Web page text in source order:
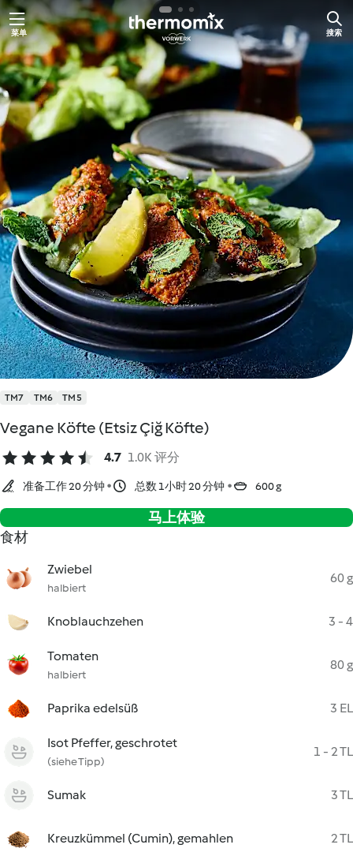
跳
至
内
容
菜单 搜索
TM7 TM6 TM5
Vegane Köfte (Etsiz Çiğ Köfte)
4.7 1.0K 评分
准备工作 20 分钟 总数 1小时 20 分钟 600 g
马上体验
食材
Zwiebel
halbiert
60 g
Knoblauchzehen 3 - 4
Tomaten
halbiert
80 g
Paprika edelsüß 3 EL
Isot Pfeffer, geschrotet
(siehe Tipp)
1 - 2 TL
Sumak 3 TL
Kreuzkümmel (Cumin), gemahlen 2 TL